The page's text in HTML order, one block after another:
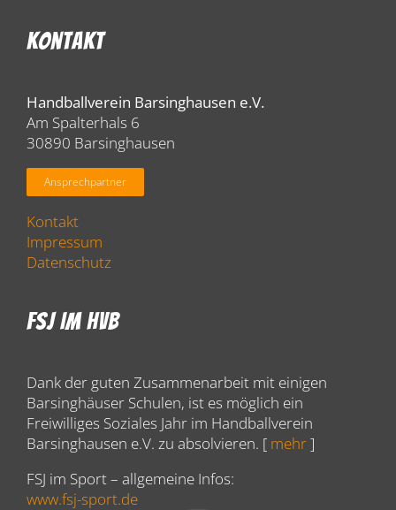
Kontakt
Handballverein Barsinghausen e.V.
Am Spalterhals 6
30890 Barsinghausen
Ansprechpartner
Kontakt
Impressum
Datenschutz
FSJ Im HVB
Dank der guten Zusammenarbeit mit einigen
Barsinghäuser Schulen, ist es möglich ein
Freiwilliges Soziales Jahr im Handballverein
Barsinghausen e.V. zu absolvieren. [ mehr]
FSJ im Sport – allgemeine Infos:
www.fsj-sport.de